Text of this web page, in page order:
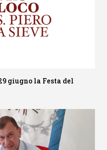
giugno la Festa del